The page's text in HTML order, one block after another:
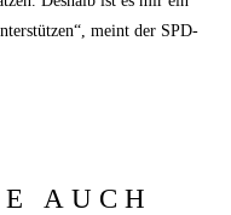
meint der SPD-
AUCH